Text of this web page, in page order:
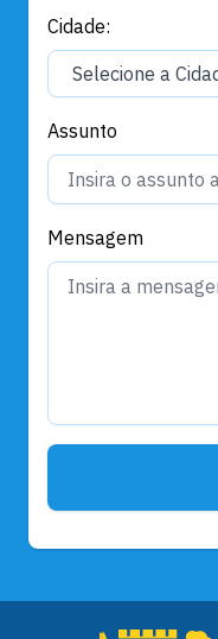
Cidade:
Assunto
Mensagem